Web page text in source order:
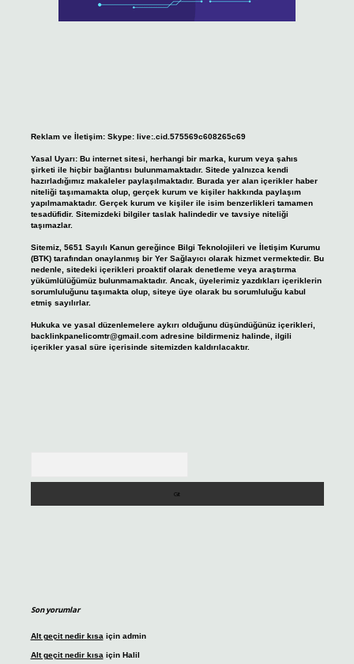
Reklam ve İletişim: Skype: live:.cid.575569c608265c69
Yasal Uyarı: Bu internet sitesi, herhangi bir marka, kurum veya şahıs
şirketi ile hiçbir bağlantısı bulunmamaktadır. Sitede yalnızca kendi
hazırladığımız makaleler paylaşılmaktadır. Burada yer alan içerikler haber
niteliği taşımamakta olup, gerçek kurum ve kişiler hakkında paylaşım
yapılmamaktadır. Gerçek kurum ve kişiler ile isim benzerlikleri tamamen
tesadüfidir. Sitemizdeki bilgiler taslak halindedir ve tavsiye niteliği
taşımazlar.
Sitemiz, 5651 Sayılı Kanun gereğince Bilgi Teknolojileri ve İletişim Kurumu
(BTK) tarafından onaylanmış bir Yer Sağlayıcı olarak hizmet vermektedir. Bu
nedenle, sitedeki içerikleri proaktif olarak denetleme veya araştırma
yükümlülüğümüz bulunmamaktadır. Ancak, üyelerimiz yazdıkları içeriklerin
sorumluluğunu taşımakta olup, siteye üye olarak bu sorumluluğu kabul
etmiş sayılırlar.
Hukuka ve yasal düzenlemelere aykırı olduğunu düşündüğünüz içerikleri,
backlinkpanelicomtr@gmail.comadresine bildirmeniz halinde, ilgili
içerikler yasal süre içerisinde sitemizden kaldırılacaktır.
Son yorumlar
Alt geçit nedir kısa için admin
Alt geçit nedir kısa için Halil